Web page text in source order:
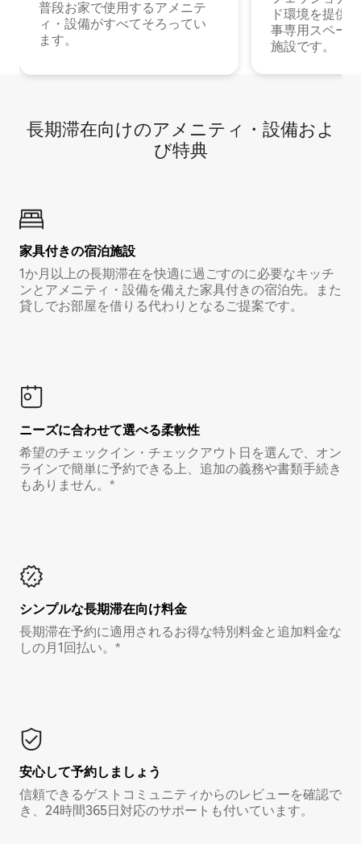
普段お家で使用するアメニテ
ィ・設備がすべてそろってい
ます。
ド環境を提供
事専用スペー
施設です。
長期滞在向け⁠のア⁠メ⁠ニ⁠テ⁠ィ⁠・設⁠備⁠およ
び特⁠典
家具付き⁠の宿⁠泊⁠施⁠設
1か月以上の長期滞在を快適に過ごすのに必要なキッチ
ンとアメニティ・設備を備えた家具付きの宿泊先。また
貸しでお部屋を借りる代わりとなるご提案です。
ニーズに合わせて選べる柔軟性
希望のチェックイン・チェックアウト日を選んで、オン
ラインで簡単に予約できる上、追加の義務や書類手続き
もありません。*
シンプルな長期滞在向け料金
長期滞在予約に適用されるお得な特別料金と追加料金な
しの月1回払い。*
安心して予約しましょう
信頼できるゲストコミュニティからのレビューを確認で
き、24時間365日対応のサポートも付いています。